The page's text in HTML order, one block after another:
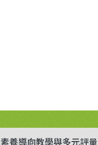
素養導向教學與多元評量